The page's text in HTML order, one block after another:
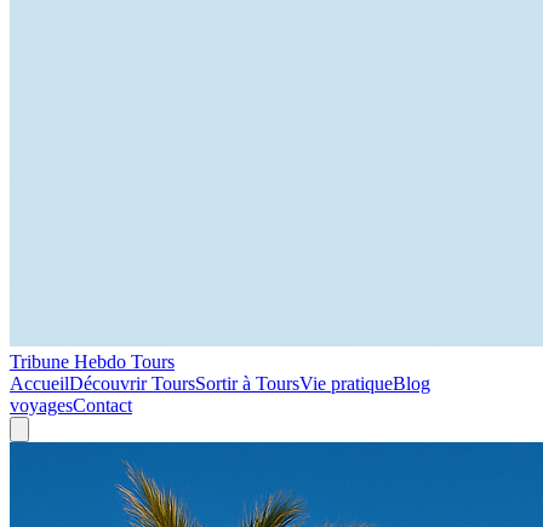
Tribune Hebdo Tours
AccueilDécouvrir ToursSortir à ToursVie pratiqueBlog
voyagesContact